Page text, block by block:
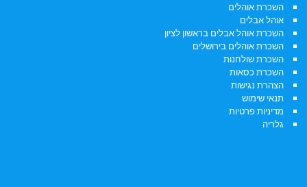
השכרת אוהלים
אוהל אבלים
השכרת אוהל אבלים בראשון לציון
השכרת אוהלים בירושלים
השכרת שולחנות
השכרת כסאות
הצהרת נגישות
תנאי שימוש
מדיניות פרטיות
גלריה